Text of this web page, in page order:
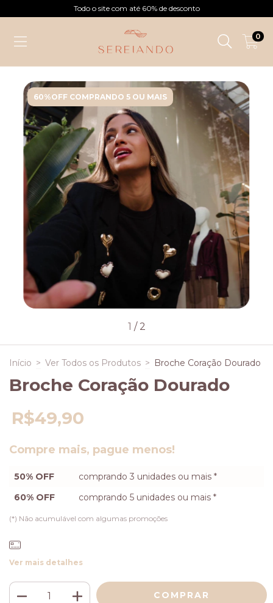
Todo o site com até 60% de desconto
0
60%OFF COMPRANDO 5 OU MAIS
1 / 2
Início > Ver Todos os Produtos > Broche Coração Dourado
Broche Coração Dourado
R$49,90
Compre mais, pague menos!
50% OFF
comprando 3 unidades ou mais *
60% OFF
comprando 5 unidades ou mais *
(*) Não acumulável com algumas promoções
Ver mais detalhes